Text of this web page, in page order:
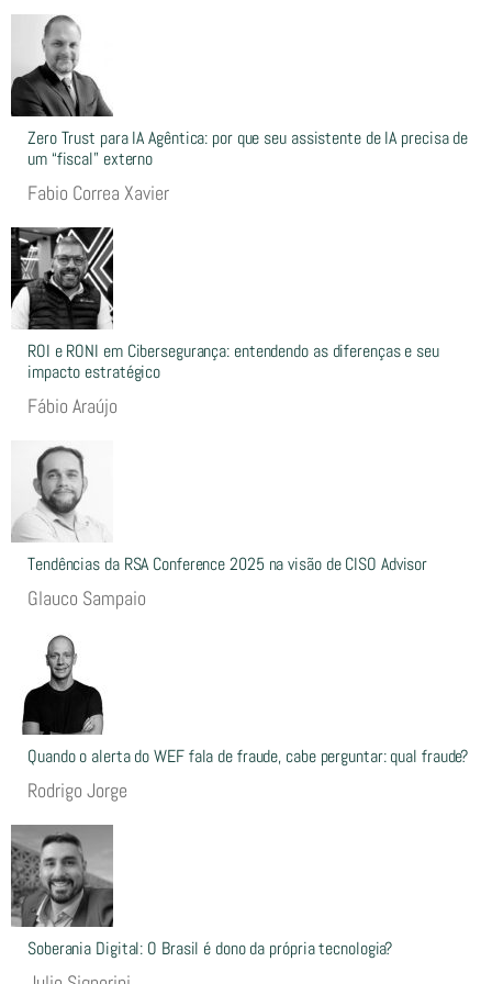
Zero Trust para IA Agêntica: por que seu assistente de IA precisa de
um “fiscal” externo
Fabio Correa Xavier
ROI e RONI em Cibersegurança: entendendo as diferenças e seu
impacto estratégico
Fábio Araújo
Tendências da RSA Conference 2025 na visão de CISO Advisor
Glauco Sampaio
Quando o alerta do WEF fala de fraude, cabe perguntar: qual fraude?
Rodrigo Jorge
Soberania Digital: O Brasil é dono da própria tecnologia?